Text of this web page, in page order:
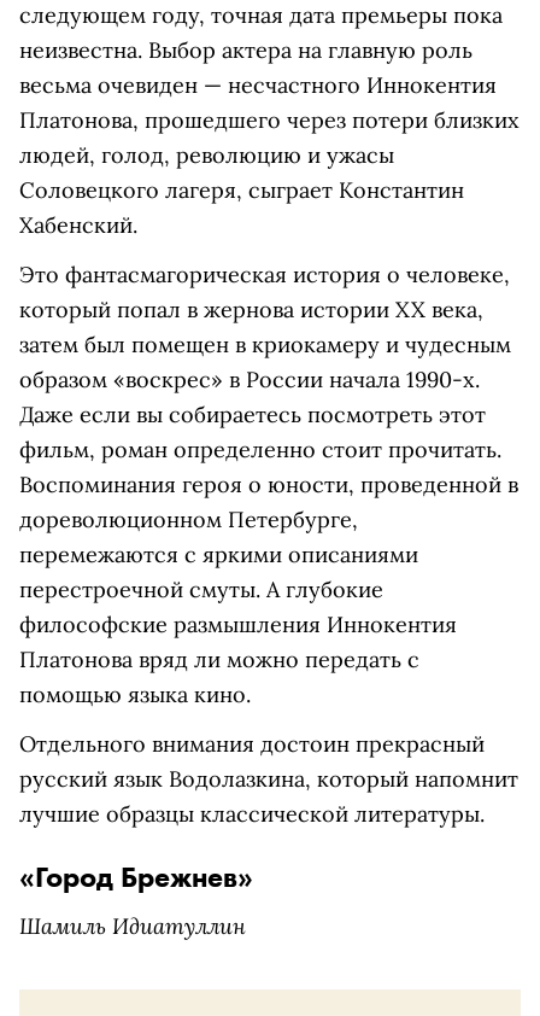
следующем году, точная дата премьеры пока
неизвестна. Выбор актера на главную роль
весьма очевиден — несчастного Иннокентия
Платонова, прошедшего через потери близких
людей, голод, революцию и ужасы
Соловецкого лагеря, сыграет Константин
Хабенский.
Это фантасмагорическая история о человеке,
который попал в жернова истории XX века,
затем был помещен в криокамеру и чудесным
образом «воскрес» в России начала 1990-х.
Даже если вы собираетесь посмотреть этот
фильм, роман определенно стоит прочитать.
Воспоминания героя о юности, проведенной в
дореволюционном Петербурге,
перемежаются с яркими описаниями
перестроечной смуты. А глубокие
философские размышления Иннокентия
Платонова вряд ли можно передать с
помощью языка кино.
Отдельного внимания достоин прекрасный
русский язык Водолазкина, который напомнит
лучшие образцы классической литературы.
«Город Брежнев»
Шамиль Идиатуллин